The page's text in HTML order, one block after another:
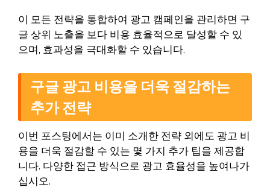
이 모든 전략을 통합하여 광고 캠페인을 관리하면 구
글 상위 노출을 보다 비용 효율적으로 달성할 수 있
으며, 효과성을 극대화할 수 있습니다.
구글 광고 비용을 더욱 절감하는
추가 전략
이번 포스팅에서는 이미 소개한 전략 외에도 광고 비
용을 더욱 절감할 수 있는 몇 가지 추가 팁을 제공합
니다. 다양한 접근 방식으로 광고 효율성을 높여나가
십시오.